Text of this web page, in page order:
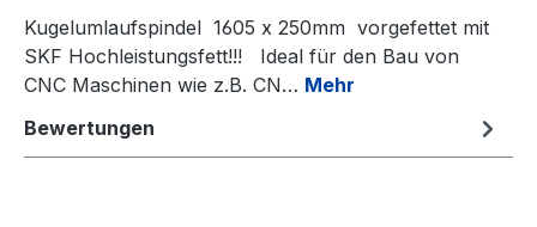
Kugelumlaufspindel 1605 x 250mm vorgefettet mit
SKF Hochleistungsfett!!! Ideal für den Bau von
CNC Maschinen wie z.B. CN… Mehr
Bewertungen